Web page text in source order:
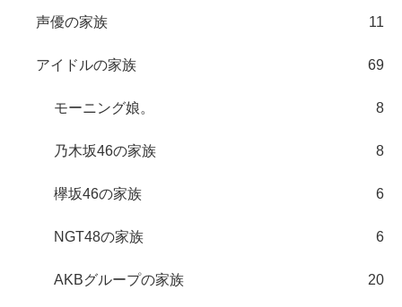
声優の家族 11
アイドルの家族 69
モーニング娘。 8
乃木坂46の家族 8
欅坂46の家族 6
NGT48の家族 6
AKBグループの家族 20